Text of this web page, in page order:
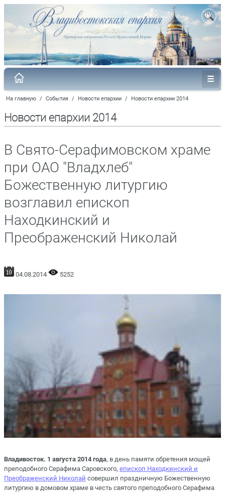
На главную / События / Новости епархии / Новости епархии 2014
Новости епархии 2014
В Свято-Серафимовском храме
при ОАО "Владхлеб"
Божественную литургию
возглавил епископ
Находкинский и
Преображенский Николай
04.08.2014 5252
Владивосток. 1 августа 2014 года, в день памяти обретения мощей
преподобного Серафима Саровского, епископ Находкинский и
Преображенский Николай совершил праздничную Божественную
литургию в домовом храме в честь святого преподобного Серафима